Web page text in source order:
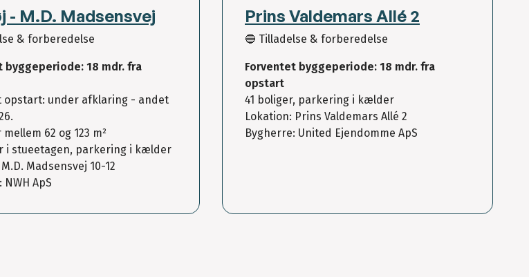
- M.D. Madsensvej
& forberedelse
byggeperiode: 18 mdr. fra
opstart: under afklaring - andet
62 og 123 m²
i stueetagen, parkering i kælder
Madsensvej 10-12
ApS
Prins Valdemars Allé 2
🔵 Tilladelse & forberedelse
Forventet byggeperiode: 18 mdr. fra
opstart
41 boliger, parkering i kælder
Lokation: Prins Valdemars Allé 2
Bygherre: United Ejendomme ApS